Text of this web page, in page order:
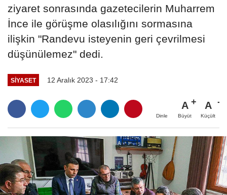
ziyaret sonrasında gazetecilerin Muharrem
İnce ile görüşme olasılığını sormasına
ilişkin "Randevu isteyenin geri çevrilmesi
düşünülemez" dedi.
SIYASET 12 Aralık 2023 - 17:42
Dinle
A
Büyüt
A
Küçült